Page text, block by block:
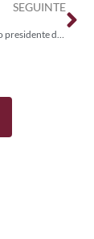
SEGUINTE
Méndez Ferrín, novo presidente da RAG